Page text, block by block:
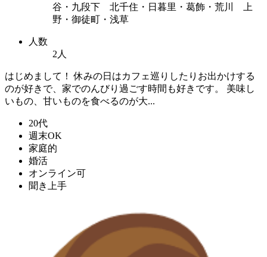
谷・九段下 北千住・日暮里・葛飾・荒川 上
野・御徒町・浅草
人数
2人
はじめまして！ 休みの日はカフェ巡りしたりお出かけする
のが好きで、家でのんびり過ごす時間も好きです。 美味し
いもの、甘いものを食べるのが大...
20代
週末OK
家庭的
婚活
オンライン可
聞き上手